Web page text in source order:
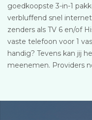
goedkoopste 3-in-1
verbluffend snel
zenders als TV 6 en/of
vaste telefoon voor 1
handig? Tevens kan jij
meenemen. Providers